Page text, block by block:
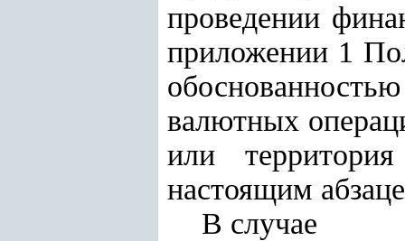
проведении
приложении 1
валютных
или
настоящим
В случае